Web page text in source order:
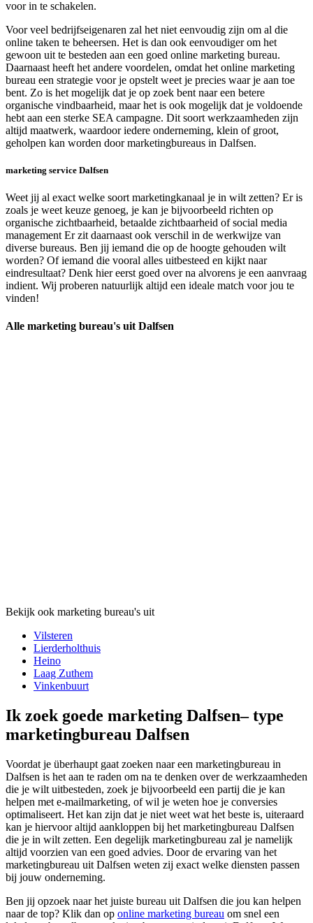
voor in te schakelen.
Voor veel bedrijfseigenaren zal het niet eenvoudig zijn om al die
online taken te beheersen. Het is dan ook eenvoudiger om het
gewoon uit te besteden aan een goed online marketing bureau.
Daarnaast heeft het andere voordelen, omdat het online marketing
bureau een strategie voor je opstelt weet je precies waar je aan toe
bent. Zo is het mogelijk dat je op zoek bent naar een betere
organische vindbaarheid, maar het is ook mogelijk dat je voldoende
hebt aan een sterke SEA campagne. Dit soort werkzaamheden zijn
altijd maatwerk, waardoor iedere onderneming, klein of groot,
geholpen kan worden door marketingbureaus in Dalfsen.
marketing service Dalfsen
Weet jij al exact welke soort marketingkanaal je in wilt zetten? Er is
zoals je weet keuze genoeg, je kan je bijvoorbeeld richten op
organische zichtbaarheid, betaalde zichtbaarheid of social media
management Er zit daarnaast ook verschil in de werkwijze van
diverse bureaus. Ben jij iemand die op de hoogte gehouden wilt
worden? Of iemand die vooral alles uitbesteed en kijkt naar
eindresultaat? Denk hier eerst goed over na alvorens je een aanvraag
indient. Wij proberen natuurlijk altijd een ideale match voor jou te
vinden!
Alle marketing bureau's uit Dalfsen
Bekijk ook marketing bureau's uit
Vilsteren
Lierderholthuis
Heino
Laag Zuthem
Vinkenbuurt
Ik zoek goede marketing Dalfsen– type
marketingbureau Dalfsen
Voordat je überhaupt gaat zoeken naar een marketingbureau in
Dalfsen is het aan te raden om na te denken over de werkzaamheden
die je wilt uitbesteden, zoek je bijvoorbeeld een partij die je kan
helpen met e-mailmarketing, of wil je weten hoe je conversies
optimaliseert. Het kan zijn dat je niet weet wat het beste is, uiteraard
kan je hiervoor altijd aankloppen bij het marketingbureau Dalfsen
die je in wilt zetten. Een degelijk marketingbureau zal je namelijk
altijd voorzien van een goed advies. Door de ervaring van het
marketingbureau uit Dalfsen weten zij exact welke diensten passen
bij jouw onderneming.
Ben jij opzoek naar het juiste bureau uit Dalfsen die jou kan helpen
naar de top? Klik dan op online marketing bureau om snel een